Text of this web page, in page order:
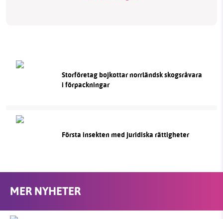
Storföretag bojkottar norrländsk skogsråvara
i förpackningar
Första insekten med juridiska rättigheter
MER NYHETER